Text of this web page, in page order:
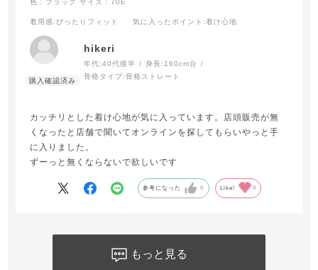
着用感:ぴったりフィット 気に入ったポイント :着け心地
hikeri
年代:40代後半 身長: 160cm台
骨格タイプ:骨格ストレート
カッチリとした着け心地が気に入っています。店頭販売が無
くなったと店舗で聞いてオンラインを探してもらいやっと手
に入りました。
ずーっと無くならないで欲しいです
参考になった 0 Like! 0
もっと見る